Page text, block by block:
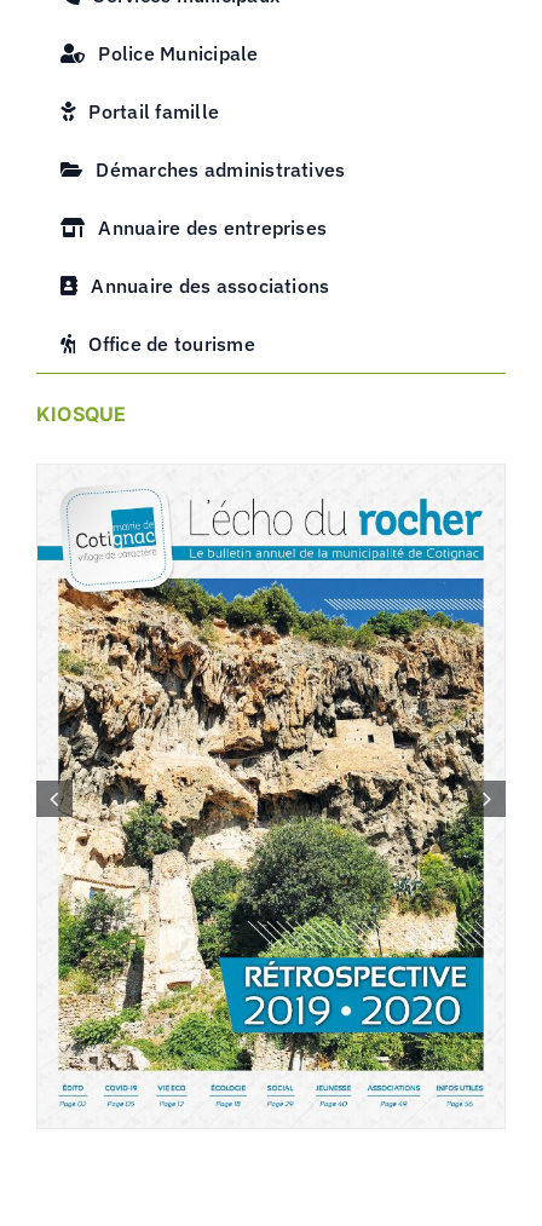
Police Municipale
Portail famille
Démarches administratives
Annuaire des entreprises
Annuaire des associations
Office de tourisme
KIOSQUE